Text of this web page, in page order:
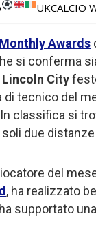
UKCALCIO
Monthly Awards
si conferma
Lincoln City
di tecnico del
classifica si
due distanze
del
, ha realizzato
supportato